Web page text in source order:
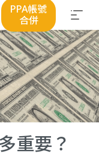
PPA帳號
合併
重要？